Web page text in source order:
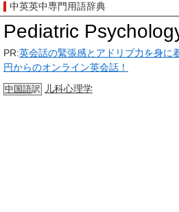
中英英中専門用語辞典
Pediatric
PR:英会話の緊張感とアドリブ力を身に
円からのオンライン英会話！
中国語訳 儿科心理学